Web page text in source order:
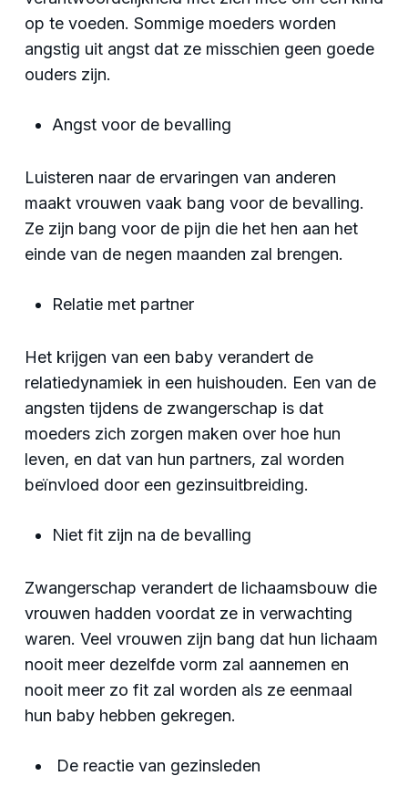
op te voeden. Sommige moeders worden
angstig uit angst dat ze misschien geen goede
ouders zijn.
Angst voor de bevalling
Luisteren naar de ervaringen van anderen
maakt vrouwen vaak bang voor de bevalling.
Ze zijn bang voor de pijn die het hen aan het
einde van de negen maanden zal brengen.
Relatie met partner
Het krijgen van een baby verandert de
relatiedynamiek in een huishouden. Een van de
angsten tijdens de zwangerschap is dat
moeders zich zorgen maken over hoe hun
leven, en dat van hun partners, zal worden
beïnvloed door een gezinsuitbreiding.
Niet fit zijn na de bevalling
Zwangerschap verandert de lichaamsbouw die
vrouwen hadden voordat ze in verwachting
waren. Veel vrouwen zijn bang dat hun lichaam
nooit meer dezelfde vorm zal aannemen en
nooit meer zo fit zal worden als ze eenmaal
hun baby hebben gekregen.
De reactie van gezinsleden